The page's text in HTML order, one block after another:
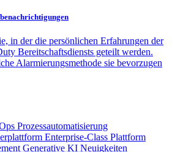
in der die persönlichen Erfahrungen der
Bereitschaftsdiensts geteilt werden.
Alarmierungsmethode sie bevorzugen
Prozessautomatisierung
Enterprise-Class Plattform
Generative KI Neuigkeiten